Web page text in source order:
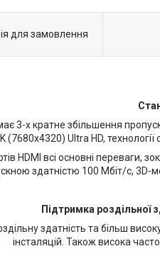
для замовлення
3-х кратне збільшення
(7680х4320) Ultra HD,
HDMI всі основні переваги,
здатністю 100 Мбіт/с, 3D-
Підтримка роздільної
здатність та більш
інсталяцій. Також висока